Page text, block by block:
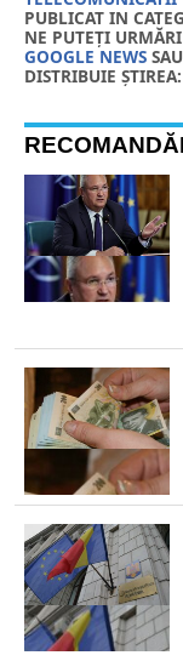
PUBLICAT IN
NE PUTEȚI
GOOGLE NEWSSAU
DISTRIBUIE ȘTIREA: